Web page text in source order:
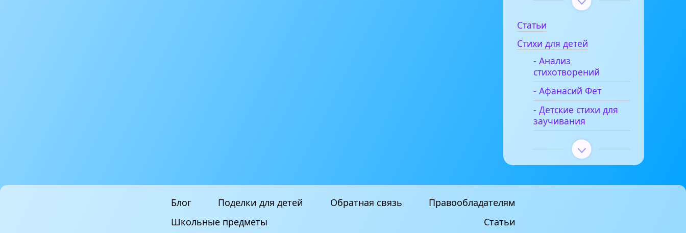
Статьи
Стихи для детей
- Анализ
стихотворений
- Афанасий Фет
- Детские стихи для
заучивания
Блог Поделки для детей Обратная связь
Правообладателям
Школьные предметы
Статьи